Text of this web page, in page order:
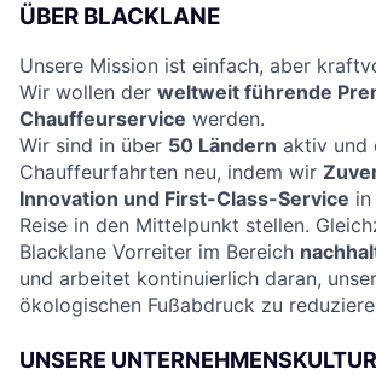
ÜBER BLACKLANE
Unsere Mission ist einfach, aber
Wir wollen der weltweit führende
Chauffeurservice werden.
Wir sind in über 50 Ländern aktiv und
Chauffeurfahrten neu, indem wir
Innovation und First-Class-Service
Reise in den Mittelpunkt stellen.
Blacklane Vorreiter im Bereich
und arbeitet kontinuierlich daran,
ökologischen Fußabdruck zu
UNSERE